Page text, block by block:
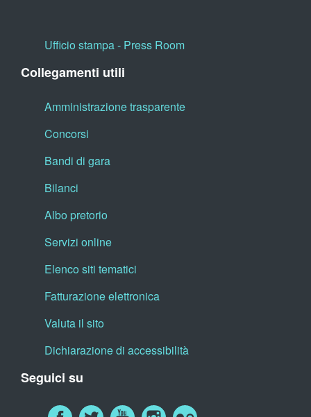
Ufficio stampa - Press Room
Collegamenti utili
Amministrazione trasparente
Concorsi
Bandi di gara
Bilanci
Albo pretorio
Servizi online
Elenco siti tematici
Fatturazione elettronica
Valuta il sito
Dichiarazione di accessibilità
Seguici su